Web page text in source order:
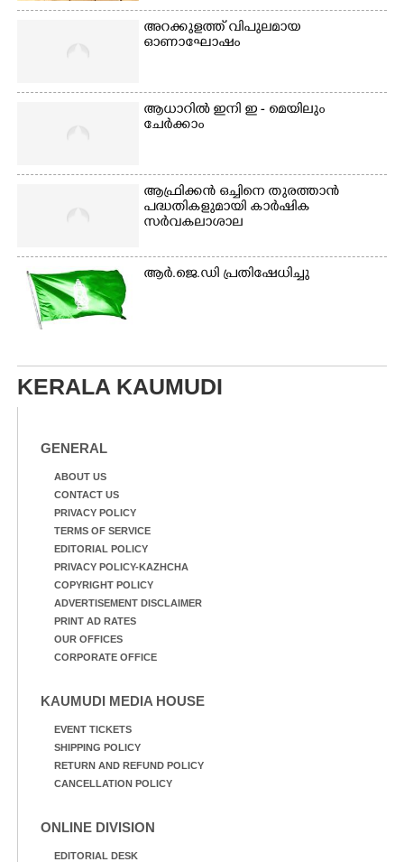
അറക്കുളത്ത് വിപുലമായ
ഓണാഘോഷം
ആധാറിൽ ഇനി ഇ - മെയിലും
ചേർക്കാം
ആഫ്രിക്കൻ ഒച്ചിനെ തുരത്താൻ
പദ്ധതികളുമായി കാർഷിക
സർവകലാശാല
ആർ.ജെ.ഡി പ്രതിഷേധിച്ചു
KERALA KAUMUDI
GENERAL
ABOUT US
CONTACT US
PRIVACY POLICY
TERMS OF SERVICE
EDITORIAL POLICY
PRIVACY POLICY-KAZHCHA
COPYRIGHT POLICY
ADVERTISEMENT DISCLAIMER
PRINT AD RATES
OUR OFFICES
CORPORATE OFFICE
KAUMUDI MEDIA HOUSE
EVENT TICKETS
SHIPPING POLICY
RETURN AND REFUND POLICY
CANCELLATION POLICY
ONLINE DIVISION
EDITORIAL DESK